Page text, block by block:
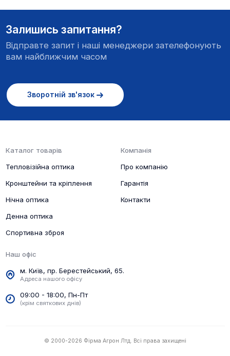
Залишись запитання?
Відправте запит і наші менеджери зателефонують
вам найближчим часом
Зворотній зв'язок
Каталог товарів
Тепловізійна оптика
Кронштейни та кріплення
Нічна оптика
Денна оптика
Спортивна зброя
Компанія
Про компанію
Гарантія
Контакти
Наш офіс
м. Київ, пр. Берестейський, 65.
Адреса нашого офісу
09:00 - 18:00, Пн-Пт
(крім святкових днів)
© 2000-2026 Фірма Агрон Лтд. Всі права захищені